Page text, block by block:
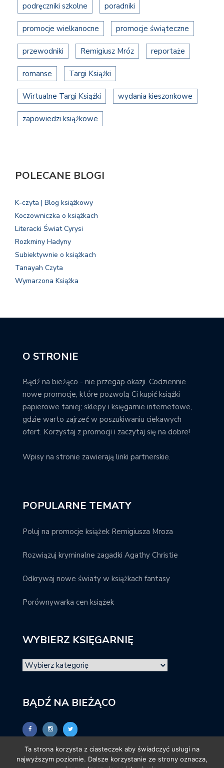
podręczniki szkolne poradniki
promocje wielkanocne promocje świąteczne
przewodniki Remigiusz Mróz reportaże
romanse Targi Książki
Wirtualne Targi Książki wydania kieszonkowe
zapowiedzi książkowe
POLECANE BLOGI
K-czyta | Blog książkowy
Koczowniczka o książkach
Literacki Świat Cyrysi
Rozkminy Hadyny
Subiektywnie o książkach
Tanayah Czyta
Wymarzona Książka
O STRONIE
Bądź na bieżąco - nie przegap okazji. Codziennie
nowe promocje, które pozwolą Ci kupić książki
papierowe taniej; sklepy i księgarnie internetowe,
gdzie warto zajrzeć w poszukiwaniu ciekawych
ofert. Korzystaj z promocji i zaczytaj się na dobre!
Wpisy na stronie zawierają linki partnerskie.
POPULARNE TEMATY
Poluj na promocje książek Remigiusza Mroza
Rozwiązuj kryminalne zagadki Agathy Christie
Odkrywaj nowe światy w książkach fantasy
Porównywarka cen książek
WYBIERZ KSIĘGARNIĘ
BĄDŹ NA BIEŻĄCO
Ta strona korzysta z ciasteczek aby świadczyć usługi na
najwyższym poziomie. Dalsze korzystanie ze strony oznacza,